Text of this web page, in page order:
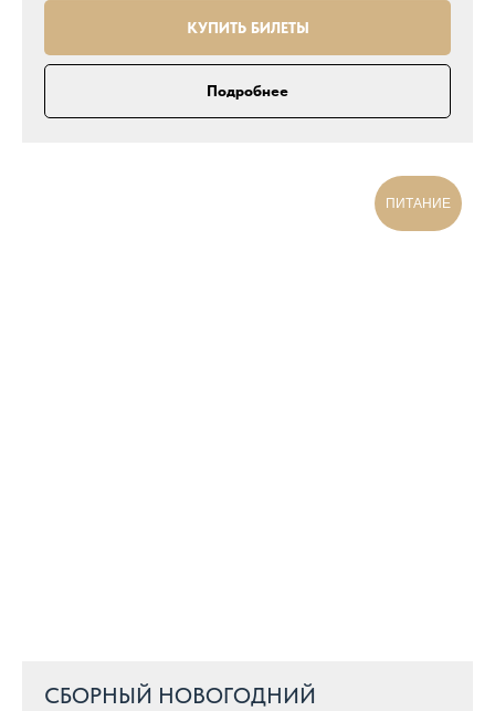
КУПИТЬ БИЛЕТЫ
Подробнее
ПИТАНИЕ
СБОРНЫЙ НОВОГОДНИЙ